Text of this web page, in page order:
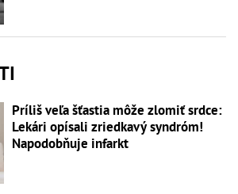
Príliš veľa šťastia môže zlomiť srdce:
Lekári opísali zriedkavý syndróm!
Napodobňuje infarkt